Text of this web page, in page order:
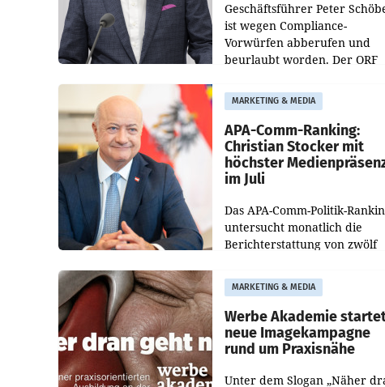
Geschäftsführer Peter
ist wegen Compliance-
Vorwürfen abberufen und
beurlaubt worden. Der ORF
entsprechende
Medienberichte.
MARKETING & MEDIA
APA-Comm-Ranking:
Christian Stocker mit
höchster
im Juli
Das APA-Comm-Politik-
untersucht monatlich die
Berichterstattung von zwölf
Tageszeitungen und
welche Politikerinnen und
Politiker Österreichs die
MARKETING & MEDIA
Werbe Akademie
neue Imagekampagne
rund um Praxisnähe
Unter dem Slogan „Näher